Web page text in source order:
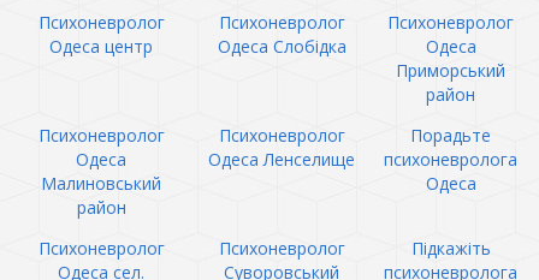
Психоневролог
Одеса центр
Психоневролог
Одеса Слобідка
Психоневролог
Одеса
Приморський
район
Психоневролог
Одеса
Малиновський
район
Психоневролог
Одеса Ленселище
Порадьте
психоневролога
Одеса
Психоневролог
Одеса сел.
Психоневролог
Суворовський
Підкажіть
психоневролога